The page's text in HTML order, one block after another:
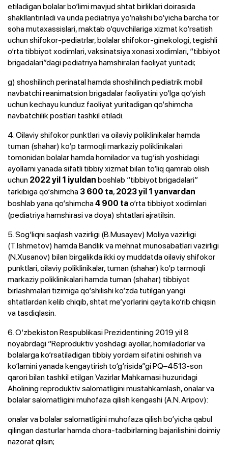
etiladigan bolalar bo‘limi mavjud shtat birliklari doirasida
shakllantiriladi va unda pediatriya yo‘nalishi bo‘yicha barcha tor
soha mutaxassislari, maktab o‘quvchilariga xizmat ko‘rsatish
uchun shifokor-pediatrlar, bolalar shifokor-ginekologi, tegishli
o‘rta tibbiyot xodimlari, vaksinatsiya xonasi xodimlari, “tibbiyot
brigadalari”dagi pediatriya hamshiralari faoliyat yuritadi;
g) shoshilinch perinatal hamda shoshilinch pediatrik mobil
navbatchi reanimatsion brigadalar faoliyatini yo‘lga qo‘yish
uchun kechayu kunduz faoliyat yuritadigan qo‘shimcha
navbatchilik postlari tashkil etiladi.
4. Oilaviy shifokor punktlari va oilaviy poliklinikalar hamda
tuman (shahar) ko‘p tarmoqli markaziy poliklinikalari
tomonidan bolalar hamda homilador va tug‘ish yoshidagi
ayollarni yanada sifatli tibbiy xizmat bilan to‘liq qamrab olish
uchun 2022 yil 1 iyuldan boshlab “tibbiyot brigadalari”
tarkibiga qo‘shimcha 3 600 ta, 2023 yil 1 yanvardan
boshlab yana qo‘shimcha4 900 tao‘rta tibbiyot xodimlari
(pediatriya hamshirasi va doya) shtatlari ajratilsin.
5. Sog‘liqni saqlash vazirligi (B.Musayev) Moliya vazirligi
(T.Ishmetov) hamda Bandlik va mehnat munosabatlari vazirligi
(N.Xusanov) bilan birgalikda ikki oy muddatda oilaviy shifokor
punktlari, oilaviy poliklinikalar, tuman (shahar) ko‘p tarmoqli
markaziy poliklinikalari hamda tuman (shahar) tibbiyot
birlashmalari tizimiga qo‘shilishi ko‘zda tutilgan yangi
shtatlardan kelib chiqib, shtat me’yorlarini qayta ko‘rib chiqsin
va tasdiqlasin.
6. O‘zbekiston Respublikasi Prezidentining 2019 yil 8
noyabrdagi “Reproduktiv yoshdagi ayollar, homiladorlar va
bolalarga ko‘rsatiladigan tibbiy yordam sifatini oshirish va
ko‘lamini yanada kengaytirish to‘g‘risida”gi PQ–4513-son
qarori bilan tashkil etilgan Vazirlar Mahkamasi huzuridagi
Aholining reproduktiv salomatligini mustahkamlash, onalar va
bolalar salomatligini muhofaza qilish kengashi (A.N. Aripov):
onalar va bolalar salomatligini muhofaza qilish bo‘yicha qabul
qilingan dasturlar hamda chora-tadbirlarning bajarilishini doimiy
nazorat qilsin;